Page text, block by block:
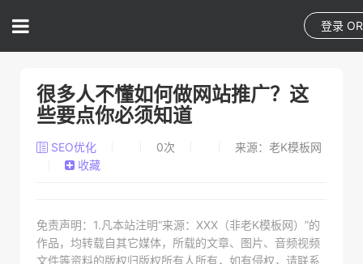
登录
很多人不懂如何做网站推广？这
些要点你必须知道
SEO优化 0次
来源：老K模板网
收藏
免责声明：1.凡本站注明“来源：XXX（非老K模板网）”的
作品，均转载自其它媒体，所载的文章、图片、音频视频
文件等资料的版权归版权所有人所有，如有侵权，请联系